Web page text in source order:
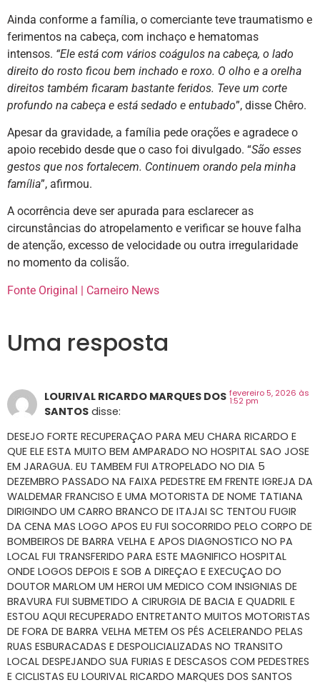
Ainda conforme a família, o comerciante teve traumatismo e
ferimentos na cabeça, com inchaço e hematomas
intensos. “Ele está com vários coágulos na cabeça, o lado
direito do rosto ficou bem inchado e roxo. O olho e a orelha
direitos também ficaram bastante feridos. Teve um corte
profundo na cabeça e está sedado e entubado”, disse Chêro.
Apesar da gravidade, a família pede orações e agradece o
apoio recebido desde que o caso foi divulgado. “São esses
gestos que nos fortalecem. Continuem orando pela minha
família”, afirmou.
A ocorrência deve ser apurada para esclarecer as
circunstâncias do atropelamento e verificar se houve falha
de atenção, excesso de velocidade ou outra irregularidade
no momento da colisão.
Fonte Original | Carneiro News
Uma resposta
LOURIVAL RICARDO MARQUES DOS
SANTOS disse:
fevereiro 5, 2026 às
1:52 pm
DESEJO FORTE RECUPERAÇAO PARA MEU CHARA RICARDO E
QUE ELE ESTA MUITO BEM AMPARADO NO HOSPITAL SAO JOSE
EM JARAGUA. EU TAMBEM FUI ATROPELADO NO DIA 5
DEZEMBRO PASSADO NA FAIXA PEDESTRE EM FRENTE IGREJA DA
WALDEMAR FRANCISO E UMA MOTORISTA DE NOME TATIANA
DIRIGINDO UM CARRO BRANCO DE ITAJAI SC TENTOU FUGIR
DA CENA MAS LOGO APOS EU FUI SOCORRIDO PELO CORPO DE
BOMBEIROS DE BARRA VELHA E APOS DIAGNOSTICO NO PA
LOCAL FUI TRANSFERIDO PARA ESTE MAGNIFICO HOSPITAL
ONDE LOGOS DEPOIS E SOB A DIREÇAO E EXECUÇAO DO
DOUTOR MARLOM UM HEROI UM MEDICO COM INSIGNIAS DE
BRAVURA FUI SUBMETIDO A CIRURGIA DE BACIA E QUADRIL E
ESTOU AQUI RECUPERADO ENTRETANTO MUITOS MOTORISTAS
DE FORA DE BARRA VELHA METEM OS PÉS ACELERANDO PELAS
RUAS ESBURACADAS E DESPOLICIALIZADAS NO TRANSITO
LOCAL DESPEJANDO SUA FURIAS E DESCASOS COM PEDESTRES
E CICLISTAS EU LOURIVAL RICARDO MARQUES DOS SANTOS